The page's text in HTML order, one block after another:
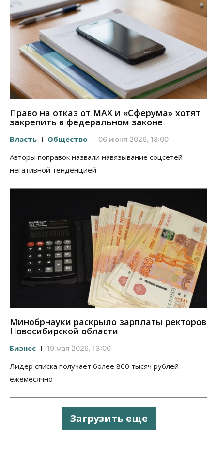
Право на отказ от MAX и «Сферума» хотят
закрепить в федеральном законе
Власть Общество 06 июня 2026, 18:00
Авторы поправок назвали навязывание соцсетей
негативной тенденцией
Минобрнауки раскрыло зарплаты ректоров
Новосибирской области
Бизнес 19 мая 2026, 13:00
Лидер списка получает более 800 тысяч рублей
ежемесячно
Загрузить еще